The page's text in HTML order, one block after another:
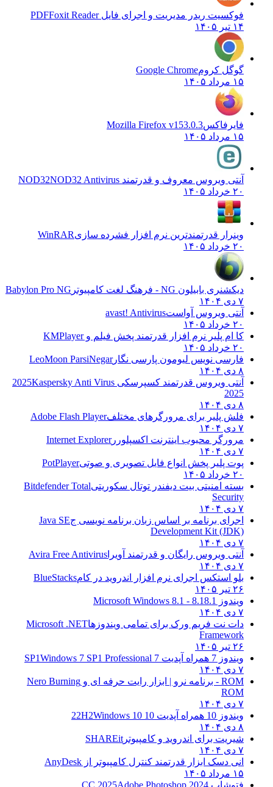
فوکسیت ریدر مدیریت و اجرای فایل PDFFoxit Reader
۱۴ تیر ۱۴۰۵
گوگل کرومGoogle Chrome
۱۵ مرداد ۱۴۰۵
فایرفاکسMozilla Firefox v153.0.3
۱۵ مرداد ۱۴۰۵
آنتی ویروس معروف و قدرتمند NOD32 NOD32 Antivirus
۲۰ خرداد ۱۴۰۵
وینرار قدرتمندترین نرم افزار فشرده سازیWinRAR
۲۰ خرداد ۱۴۰۵
دیکشنری بابیلون NG - فرهنگ لغت کامپیوتر
Babylon Pro NG
۷ دی ۱۴۰۴
آنتی ویروس آواستavast! Antivirus
۲۰ خرداد ۱۴۰۵
کا ام پلیر نرم افزار قدرتمند پخش فیلم وKMPlayer
۲۰ خرداد ۱۴۰۵
فارسی نویس لیومون پارسی نگارLeoMoon ParsiNegar
۸ دی ۱۴۰۴
آنتی ویروس قدرتمند کسپرسکی 2025 Kaspersky Anti Virus
2025
۸ دی ۱۴۰۴
فلش پلیر برای مرورگرهای مختلفAdobe Flash Player
۷ دی ۱۴۰۴
مرورگر محبوب اینترنت اکسپلوررInternet Explorer
۷ دی ۱۴۰۴
پوت پلیر پخش انواع فایل تصویری و صوتیPotPlayer
۲۰ خرداد ۱۴۰۵
بسته امنیتی بیت دیفندر توتال سکوریتیBitdefender Total
Security
۷ دی ۱۴۰۴
اجرای برنامه بر اساس زبان برنامه نویسی جJava SE
Development Kit (JDK)
۷ دی ۱۴۰۴
آنتی ویروس رایگان و قدرتمند آویرا Avira Free Antivirus
۷ دی ۱۴۰۴
بلو استکس اجرای نرم افزار اندروید در کامBlueStacks
۲۶ تیر ۱۴۰۵
ویندوز 8.1
8.1 - Microsoft Windows 8.1
۷ دی ۱۴۰۴
دات نت فریم ورک برای تمامی ویندوزهاMicrosoft .NET
Framework
۲۶ تیر ۱۴۰۵
ویندوز 7 همراه آپدیت 7 SP1
Windows 7 SP1 Professional
۷ دی ۱۴۰۴
ROM - برنامه نرو | ابزار رایت حرفه ای و
Nero Burning
ROM
۷ دی ۱۴۰۴
ویندوز 10 همراه آپدیت 10 22H2
Windows 10
۸ دی ۱۴۰۴
شیریت برای اندروید و کامپیوتر SHAREit
۷ دی ۱۴۰۴
انی دسک ابزار قدرتمند کنترل کامپیوتر از AnyDesk
۱۵ مرداد ۱۴۰۵
فتوشاپ CC 2025 Adobe Photoshop 2024